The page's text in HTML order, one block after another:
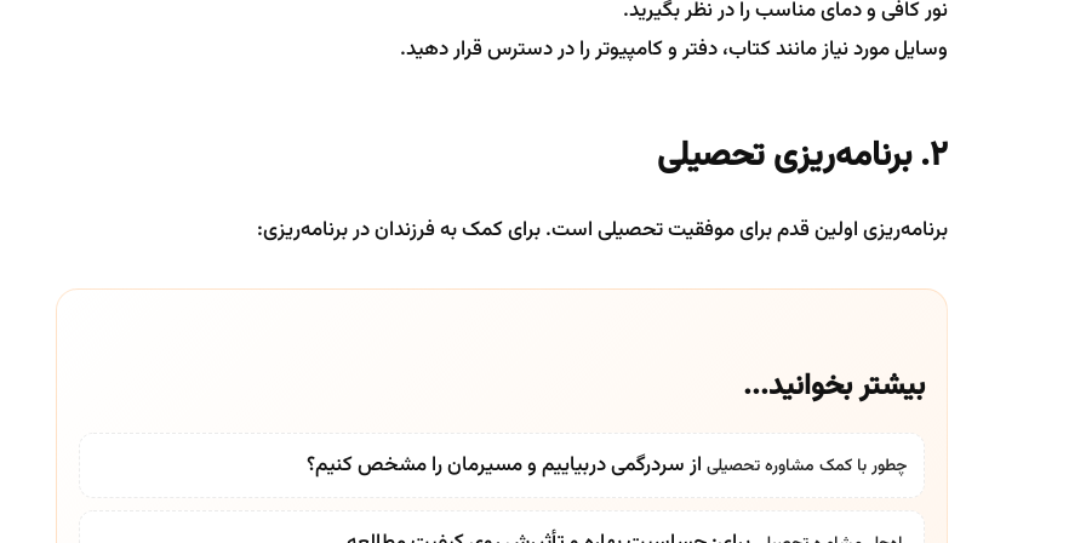
نور کافی و دمای مناسب را در نظر بگیرید.
وسایل مورد نیاز مانند کتاب، دفتر و کامپیوتر را در دسترس قرار دهید.
۲. برنامه‌ریزی تحصیلی
برنامه‌ریزی اولین قدم برای موفقیت تحصیلی است. برای کمک به فرزندان در برنامه‌ریزی:
بیشتر بخوانید...
چطور با کمک مشاوره تحصیلی از سردرگمی دربیاییم و مسیرمان را مشخص کنیم؟